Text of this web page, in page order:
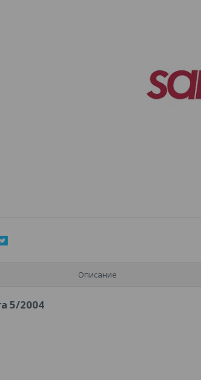
Описание
5/2004